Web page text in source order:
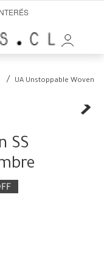
UA Unstoppable Woven
SS